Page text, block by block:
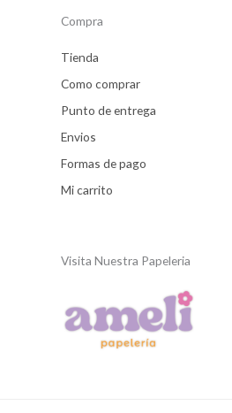
Compra
Tienda
Como comprar
Punto de entrega
Envios
Formas de pago
Mi carrito
Visita Nuestra Papeleria